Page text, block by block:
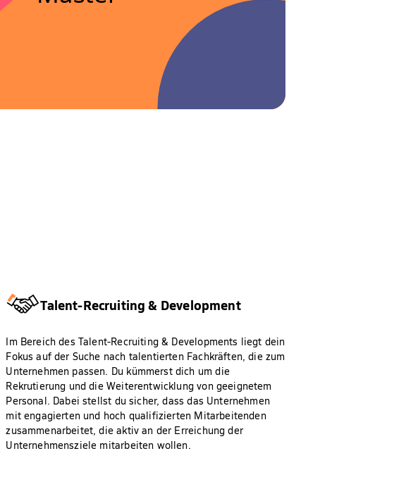
Talent-Recruiting & Development
Im Bereich des Talent-Recruiting & Developments liegt dein
Fokus auf der Suche nach talentierten Fachkräften, die zum
Unternehmen passen. Du kümmerst dich um die
Rekrutierung und die Weiterentwicklung von geeignetem
Personal. Dabei stellst du sicher, dass das Unternehmen
mit engagierten und hoch qualifizierten Mitarbeitenden
zusammenarbeitet, die aktiv an der Erreichung der
Unternehmensziele mitarbeiten wollen.